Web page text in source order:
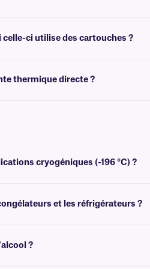
ci utilise des cartouches ?
thermique directe ?
cryogéniques (-196 °C) ?
et les réfrigérateurs ?
?